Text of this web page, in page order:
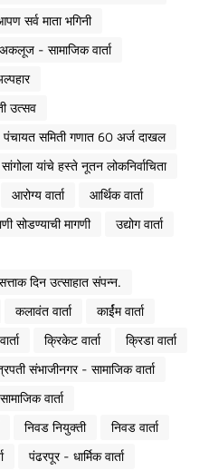
सर्व माता भगिनी
अकलूज - सामाजिक वार्ता
उत्सव
समिती गणात 60 अर्ज दाखल
यांचे हस्ते नूतन लोकनिर्वाचिता
आरोग्य वार्ता
आर्थिक वार्ता
सोडण्याची मागणी
उद्योग वार्ता
दिन उत्साहात संपन्न.
कलावंत वार्ता
कार्ईम वार्ता
क्रिकेट वार्ता
क्रिडा वार्ता
संभाजीनगर - सामाजिक वार्ता
वार्ता
निवड नियुक्ती
निवड वार्ता
पंढरपूर - धार्मिक वार्ता